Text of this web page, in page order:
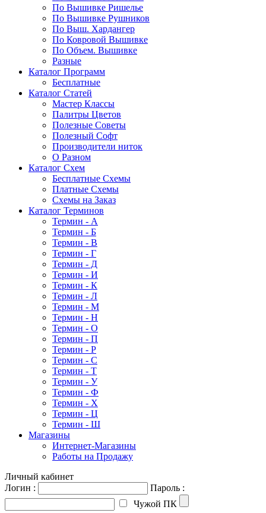
По Вышивке Ришелье
По Вышивке Рушников
По Выш. Хардангер
По Ковровой Вышивке
По Объем. Вышивке
Разные
Каталог Программ
Бесплатные
Каталог Статей
Мастер Классы
Палитры Цветов
Полезные Советы
Полезный Софт
Производители ниток
О Разном
Каталог Схем
Бесплатные Схемы
Платные Схемы
Схемы на Заказ
Каталог Терминов
Термин - А
Термин - Б
Термин - В
Термин - Г
Термин - Д
Термин - И
Термин - К
Термин - Л
Термин - М
Термин - Н
Термин - О
Термин - П
Термин - Р
Термин - С
Термин - Т
Термин - У
Термин - Ф
Термин - Х
Термин - Ц
Термин - Ш
Магазины
Интернет-Магазины
Работы на Продажу
Личный кабинет
Логин :
Пароль :
Чужой ПК